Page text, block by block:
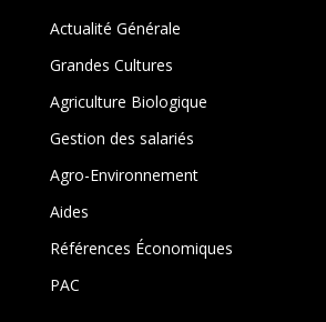
Actualité Générale
Grandes Cultures
Agriculture Biologique
Gestion des salariés
Agro-Environnement
Aides
Références Économiques
PAC